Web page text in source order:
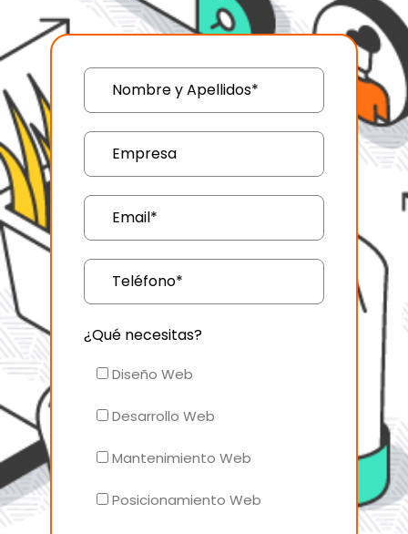
¿Qué necesitas?
Diseño Web
Desarrollo Web
Mantenimiento Web
Posicionamiento Web